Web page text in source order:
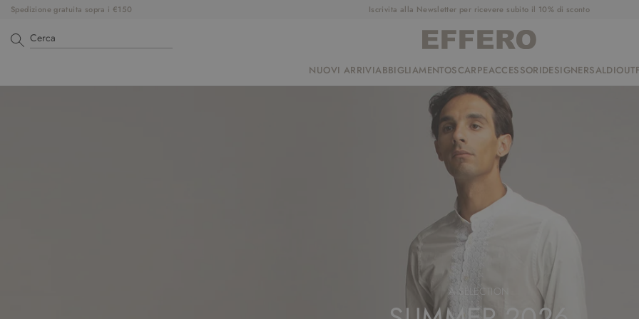
Spedizione gratuita sopra i €150 Iscrivita alla Newsletter per ricevere subito il 10% di sconto
NUOVI ARRIVIABBIGLIAMENTOSCARPEACCESSORIDESIGNERSALDI
A SELECTION